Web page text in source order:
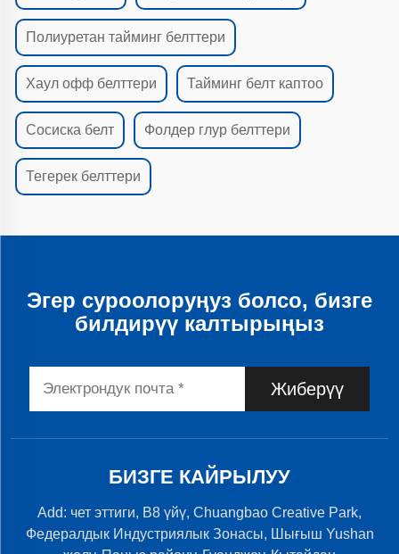
Полиуретан тайминг белттери
Хаул офф белттери Тайминг белт каптоо
Сосиска белт Фолдер глур белттери
Тегерек белттери
Эгер суроолоруңуз болсо, бизге
билдирүү калтырыңыз
Жиберүү
БИЗГЕ КАЙРЫЛУУ
Add: чет эттиги, B8 үйү, Chuangbao Creative Park,
Федералдык Индустриялык Зонасы, Шығыш Yushan